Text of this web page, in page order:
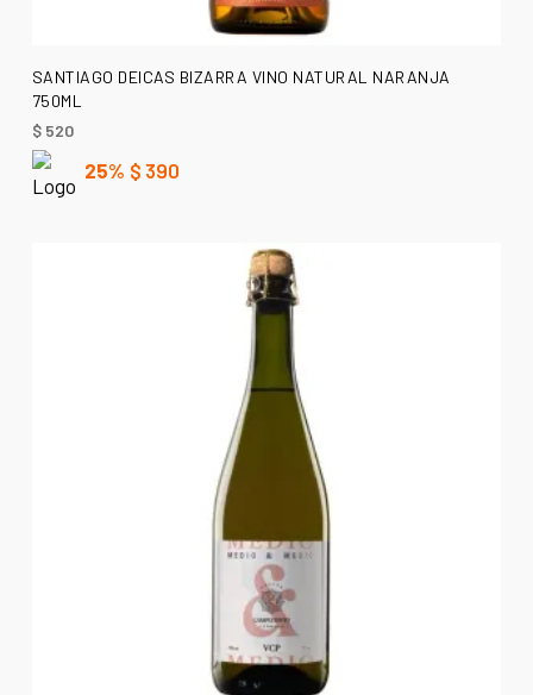
AÑADIR AL CARRITO
SANTIAGO DEICAS BIZARRA VINO NATURAL NARANJA
750ML
$520
25% $ 390